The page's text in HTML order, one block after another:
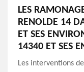
LES
RENOLDE 14
ET SES
14340 ET SES
Les interventions